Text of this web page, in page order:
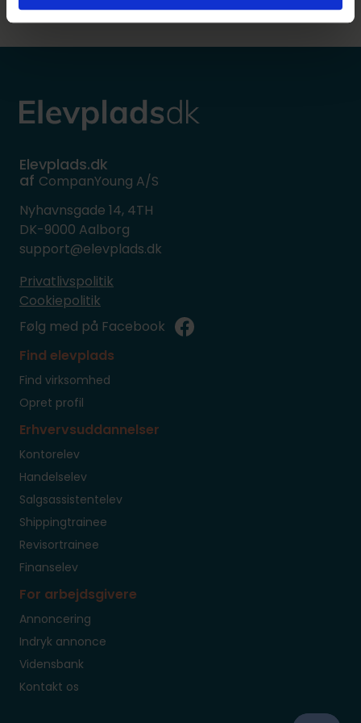
Elevplads.dk
af CompanYoung A/S
Nyhavnsgade 14, 4TH
DK-9000 Aalborg
support@elevplads.dk
Privatlivspolitik
Cookiepolitik
Følg med på Facebook
Find elevplads
Find virksomhed
Opret profil
Erhvervsuddannelser
Kontorelev
Handelselev
Salgsassistentelev
Shippingtrainee
Revisortrainee
Finanselev
For arbejdsgivere
Annoncering
Indryk annonce
Vidensbank
Kontakt os